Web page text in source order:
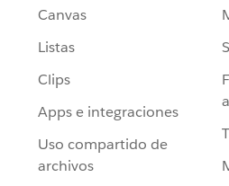
Canvas
Listas
Clips
Apps e integraciones
Uso compartido de
archivos